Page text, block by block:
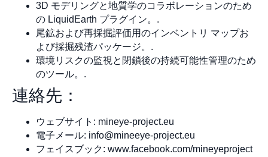
3D モデリングと地質学のコラボレーションのため
の LiquidEarth プラグイン。.
尾鉱および再採掘評価用のインベントリ マップお
よび採掘残渣パッケージ。.
環境リスクの監視と閉鎖後の持続可能性管理のため
のツール。.
連絡先：
ウェブサイト: mineye-project.eu
電子メール: info@mineeye-project.eu
フェイスブック: www.facebook.com/mineyeproject